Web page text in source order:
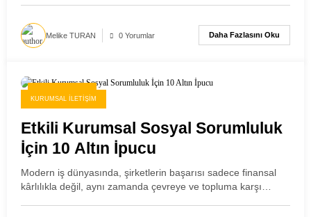
Melike TURAN 0 Yorumlar Daha Fazlasını Oku
26 Kasım 2025
KURUMSAL İLETIŞIM
Etkili Kurumsal Sosyal Sorumluluk
İçin 10 Altın İpucu
Modern iş dünyasında, şirketlerin başarısı sadece finansal
kârlılıkla değil, aynı zamanda çevreye ve topluma karşı…